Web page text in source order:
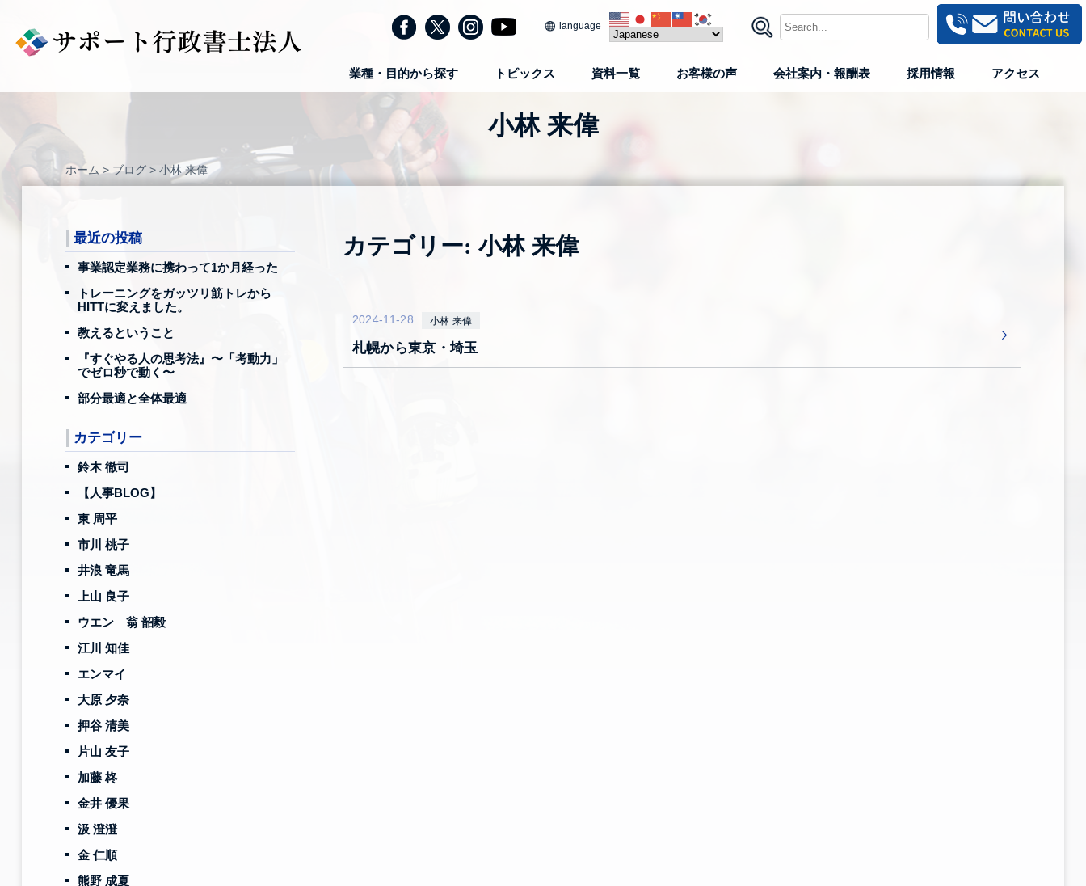
content
language
業種・目的から探す トピックス 資料一覧 お客様の声 会社案内・報酬表 採用情報 アクセス
小林 来偉
ホーム > ブログ> 小林 来偉
カテゴリー: 小林 来偉
2024-11-28 小林 来偉
札幌から東京・埼玉
最近の投稿
事業認定業務に携わって1か月経った
トレーニングをガッツリ筋トレから
HITTに変えました。
教えるということ
『すぐやる人の思考法』〜「考動力」
でゼロ秒で動く〜
部分最適と全体最適
カテゴリー
鈴木 徹司
【人事BLOG】
東 周平
市川 桃子
井浪 竜馬
上山 良子
ウエン 翁 韶毅
江川 知佳
エンマイ
大原 夕奈
押谷 清美
片山 友子
加藤 柊
金井 優果
汲 澄澄
金 仁順
熊野 成夏